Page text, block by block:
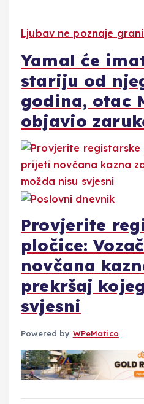
Ljubav ne poznaje
Yamal će
stariju od
godina, otac
objavio
Provjerite
pločice:
novčana
prekršaj
svjesni
Powered by WPeMatico